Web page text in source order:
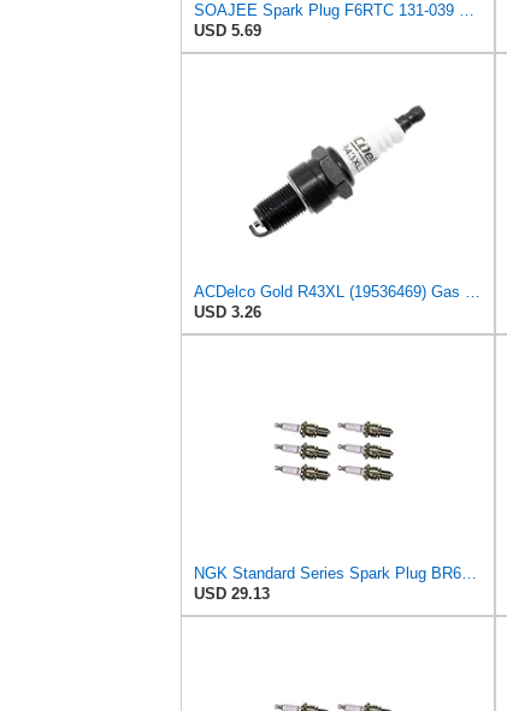
SOAJEE Spark Plug F6RTC 131-039 Compatible with NGK BPR6ES 7131 BPR6EY BP6ES AC Delco R42XLS R43XLS
USD 5.69
ACDelco Gold R43XL (19536469) Gas Engine Ignition Spark Plug
USD 3.26
NGK Standard Series Spark Plug BR6ES-11 (6 Pack) Compatible With NISSAN 280Z 2+2 1977-1978
USD 29.13